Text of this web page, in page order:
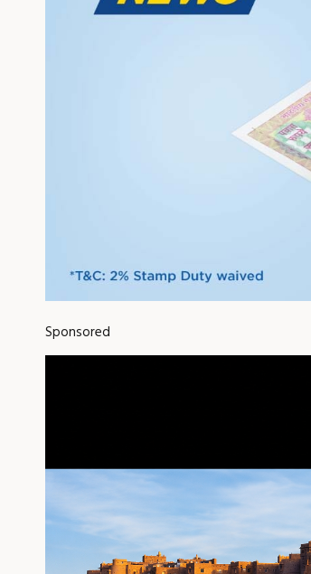
Sponsored